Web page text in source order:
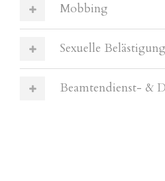
Mobbing
Sexuelle Belästigung
Beamtendienst- &